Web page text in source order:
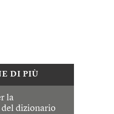
DI PIÙ
la
dizionario